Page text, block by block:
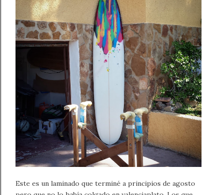
Este es un laminado que terminé a principios de agosto